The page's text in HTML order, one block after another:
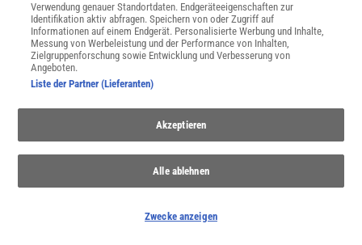
Anthropozän
Sollte die Erdgeschichte eine neue Epoche bekommen?
Verwendung genauer Standortdaten. Endgeräteeigenschaften zur
Identifikation aktiv abfragen. Speichern von oder Zugriff auf
Informationen auf einem Endgerät. Personalisierte Werbung und Inhalte,
Messung von Werbeleistung und der Performance von Inhalten,
Zielgruppenforschung sowie Entwicklung und Verbesserung von
Angeboten.
Liste der Partner (Lieferanten)
Akzeptieren
Alle ablehnen
Zwecke anzeigen